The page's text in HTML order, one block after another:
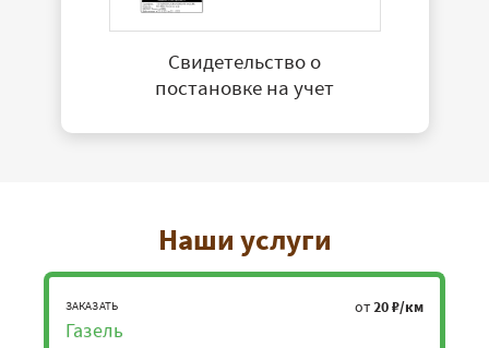
Свидетельство о
постановке на учет
Наши услуги
ЗАКАЗАТЬ
Газель
от20 ₽/км